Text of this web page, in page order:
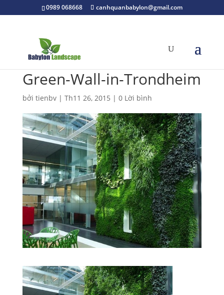
0989 068668 canhquanbabylon@gmail.com
Green-Wall-in-Trondheim
bởi tienbv| Th11 26, 2015 | 0 Lời bình